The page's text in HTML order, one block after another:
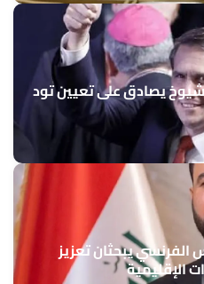
يصادق على تعيين تود
الفرنسي يبحثان تعزيز
الإقليمية